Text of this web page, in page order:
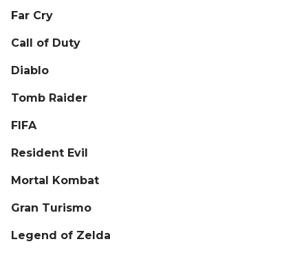
Far Cry
Call of Duty
Diablo
Tomb Raider
FIFA
Resident Evil
Mortal Kombat
Gran Turismo
Legend of Zelda